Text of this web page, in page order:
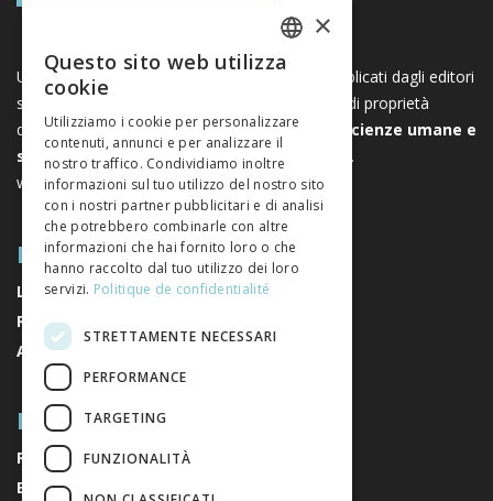
Una piattaforma unica per i libri e le riviste pubblicati dagli editori
svizzeri di scienze umane e sociali. Libreo.ch è di proprietà
dell’
Associazione svizzera degli editori di scienze umane e
sociali. È un’associazione senza scopo di lucro.
www.editeurssuisses.ch
MAPPA DEL SITO
LIBRI
RIVISTE
AUTORI
RIGUARDO A NOI
RIGUARDO A NOI
EDITORI
FRENCH
×
Questo sito web utilizza
cookie
Utilizziamo i cookie per personalizzare
contenuti, annunci e per analizzare il
nostro traffico. Condividiamo inoltre
informazioni sul tuo utilizzo del nostro sito
con i nostri partner pubblicitari e di analisi
che potrebbero combinarle con altre
informazioni che hai fornito loro o che
hanno raccolto dal tuo utilizzo dei loro
servizi. Politique de confidentialité
STRETTAMENTE NECESSARI
PERFORMANCE
TARGETING
FUNZIONALITÀ